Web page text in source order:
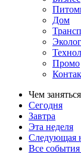
Дом
Промо
Чем
Сегодня
Завтра
Эта неделя
Следующая
Все события